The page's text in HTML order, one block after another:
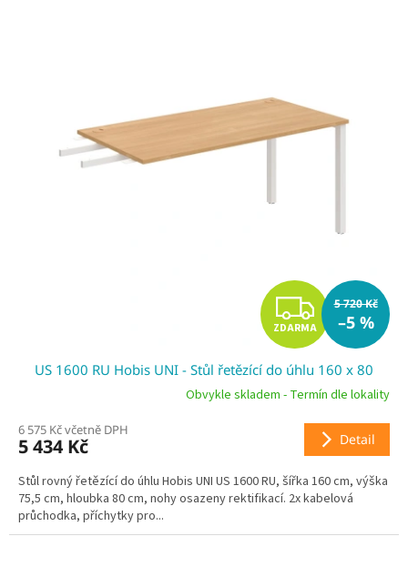
Z
D
A
R
M
A
ZDARMA
5 720 Kč
–5 %
US 1600 RU Hobis UNI - Stůl řetězící do úhlu 160 x 80
Obvykle skladem - Termín dle lokality
6 575 Kč včetně DPH
5 434 Kč Detail
Stůl rovný řetězící do úhlu Hobis UNI US 1600 RU, šířka 160 cm, výška
75,5 cm, hloubka 80 cm, nohy osazeny rektifikací. 2x kabelová
průchodka, příchytky pro...